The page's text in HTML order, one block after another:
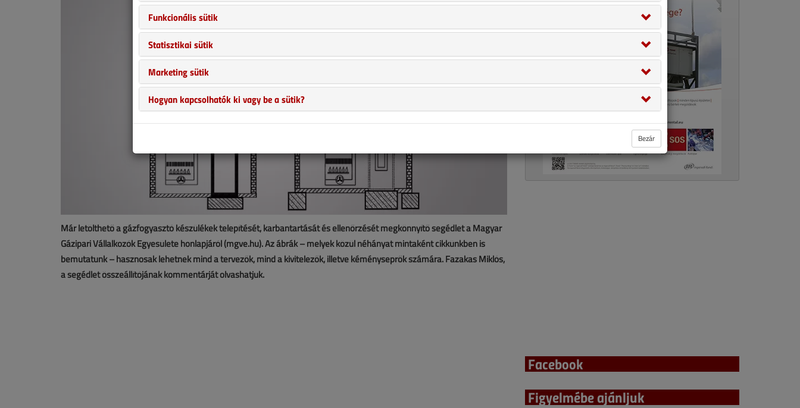
Már letölthető a gázfogyasztó készülékek telepítését, karbantartását és ellenőrzését megkönnyítő segédlet a Magyar
Gázipari Vállalkozók Egyesülete honlapjáról (mgve.hu). Az ábrák – melyek közül néhányat mintaként cikkünkben is
bemutatunk – hasznosak lehetnek mind a tervezők, mind a kivitelezők, illetve kéményseprők számára. Fazakas Miklós,
a segédlet összeállítójának kommentárját olvashatjuk.
Facebook
Figyelmébe ajánljuk
Funkcionális sütik
Statisztikai sütik
Marketing sütik
Hogyan kapcsolhatók ki vagy be a sütik?
Bezár